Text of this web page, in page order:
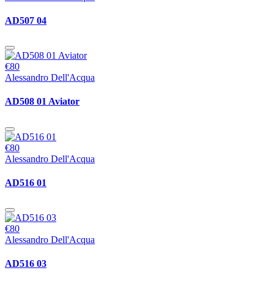
AD507 04
€80
Alessandro Dell'Acqua
AD508 01 Aviator
€80
Alessandro Dell'Acqua
AD516 01
€80
Alessandro Dell'Acqua
AD516 03